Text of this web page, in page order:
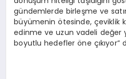
gündemlerde birleşme ve
büyümenin ötesinde, çeviklik
edinme ve uzun vadeli değer
boyutlu hedefler öne çıkıyor”